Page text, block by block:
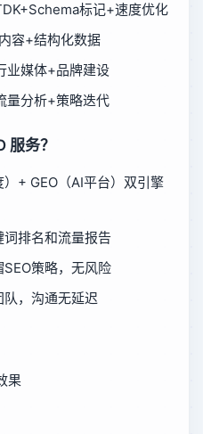
标记+速度优化
容+结构化数据
媒体+品牌建设
分析+策略迭代
服务？
）+ GEO（AI平台）双引擎
词排名和流量报告
策略，无风险
队，沟通无延迟
果